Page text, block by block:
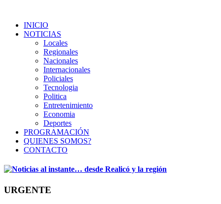
INICIO
NOTICIAS
Locales
Regionales
Nacionales
Internacionales
Policiales
Tecnologia
Politica
Entretenimiento
Economia
Deportes
PROGRAMACIÓN
QUIENES SOMOS?
CONTACTO
URGENTE